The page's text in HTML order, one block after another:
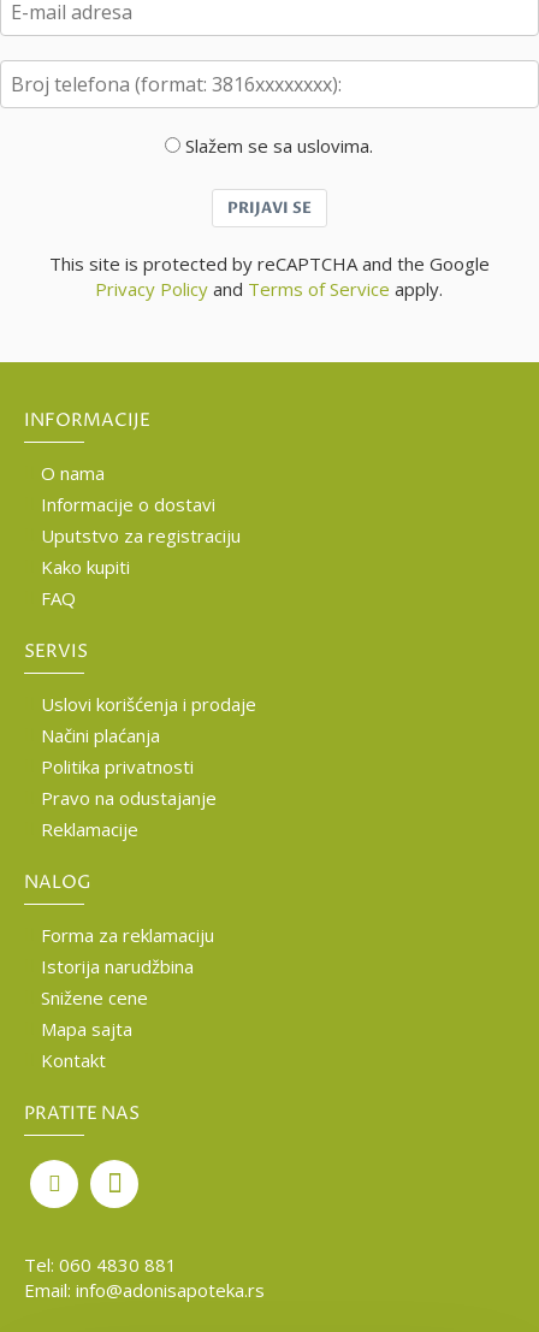
Slažem se sa uslovima.
PRIJAVI SE
This site is protected by reCAPTCHA and the Google
Privacy Policy and Terms of Service apply.
INFORMACIJE
O nama
Informacije o dostavi
Uputstvo za registraciju
Kako kupiti
FAQ
SERVIS
Uslovi korišćenja i prodaje
Načini plaćanja
Politika privatnosti
Pravo na odustajanje
Reklamacije
NALOG
Forma za reklamaciju
Istorija narudžbina
Snižene cene
Mapa sajta
Kontakt
PRATITE NAS
Tel: 060 4830 881
Email: info@adonisapoteka.rs